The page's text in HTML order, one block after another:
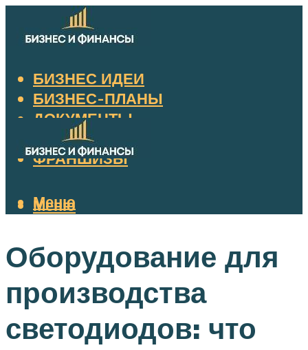
БИЗНЕС ИДЕИ
БИЗНЕС-ПЛАНЫ
ДОКУМЕНТЫ
НАЛОГИ
ФРАНШИЗЫ
Меню
Меню
Оборудование для
производства
светодиодов: что